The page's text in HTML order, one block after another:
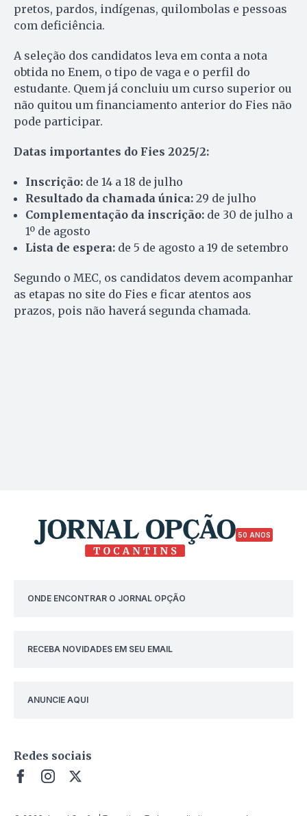
pretos, pardos, indígenas, quilombolas e pessoas
com deficiência.
A seleção dos candidatos leva em conta a nota
obtida no Enem, o tipo de vaga e o perfil do
estudante. Quem já concluiu um curso superior ou
não quitou um financiamento anterior do Fies não
pode participar.
Datas importantes do Fies 2025/2:
Inscrição: de 14 a 18 de julho
Resultado da chamada única: 29 de julho
Complementação da inscrição: de 30 de julho a
1º de agosto
Lista de espera: de 5 de agosto a 19 de setembro
Segundo o MEC, os candidatos devem acompanhar
as etapas no site do Fies e ficar atentos aos
prazos, pois não haverá segunda chamada.
50 ANOS
ONDE ENCONTRAR O JORNAL OPÇÃO
RECEBA NOVIDADES EM SEU EMAIL
ANUNCIE AQUI
Redes sociais